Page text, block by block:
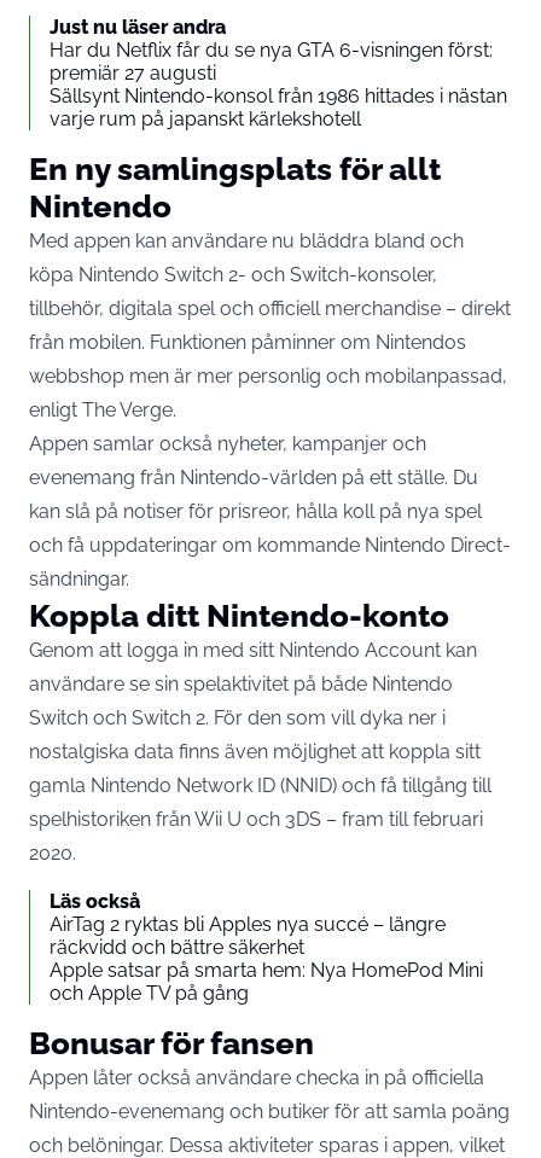
Just nu läser andra
Har du Netflix får du se nya GTA 6-visningen först:
premiär 27 augusti
Sällsynt Nintendo-konsol från 1986 hittades i nästan
varje rum på japanskt kärlekshotell
En ny samlingsplats för allt
Nintendo
Med appen kan användare nu bläddra bland och
köpa Nintendo Switch 2- och Switch-konsoler,
tillbehör, digitala spel och officiell merchandise – direkt
från mobilen. Funktionen påminner om Nintendos
webbshop men är mer personlig och mobilanpassad,
enligt The Verge.
Appen samlar också nyheter, kampanjer och
evenemang från Nintendo-världen på ett ställe. Du
kan slå på notiser för prisreor, hålla koll på nya spel
och få uppdateringar om kommande Nintendo Direct-
sändningar.
Koppla ditt Nintendo-konto
Genom att logga in med sitt Nintendo Account kan
användare se sin spelaktivitet på både Nintendo
Switch och Switch 2. För den som vill dyka ner i
nostalgiska data finns även möjlighet att koppla sitt
gamla Nintendo Network ID (NNID) och få tillgång till
spelhistoriken från Wii U och 3DS – fram till februari
2020.
Läs också
AirTag 2 ryktas bli Apples nya succé – längre
räckvidd och bättre säkerhet
Apple satsar på smarta hem: Nya HomePod Mini
och Apple TV på gång
Bonusar för fansen
Appen låter också användare checka in på officiella
Nintendo-evenemang och butiker för att samla poäng
och belöningar. Dessa aktiviteter sparas i appen, vilket